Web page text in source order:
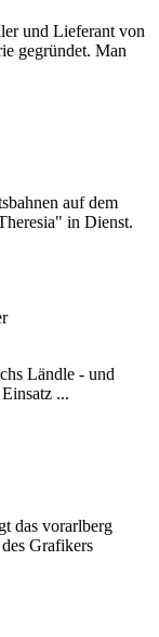
und Lieferant von
gegründet. Man
auf dem
in Dienst.
Ländle - und
...
das vorarlberg
Grafikers